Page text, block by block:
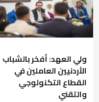
ولي العهد: أفخر بالشباب
الأردنيين العاملين في
القطاع التكنولوجي
والتقني